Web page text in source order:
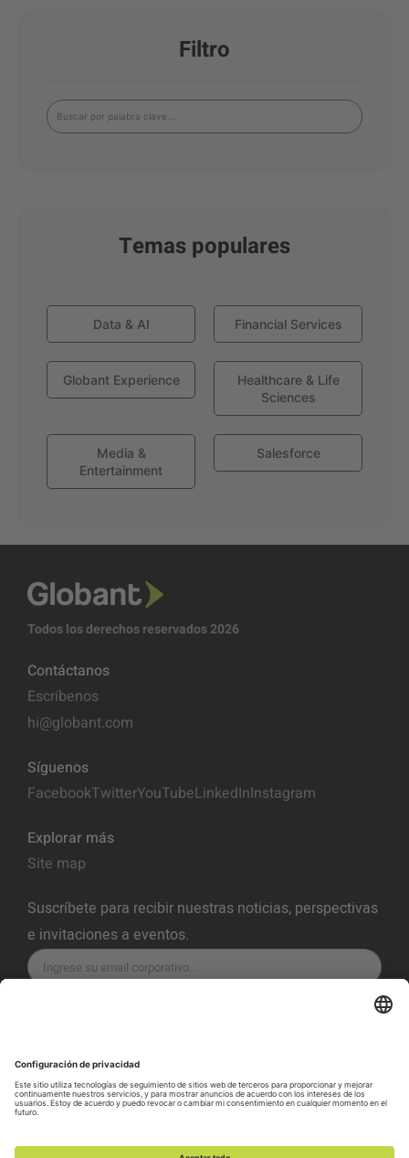
Filtro
Temas populares
Data & AI Financial Services
Globant Experience
Healthcare & Life
Sciences
Media &
Entertainment
Salesforce
Todos los derechos reservados 2026
Contáctanos
Escríbenos
hi@globant.com
Síguenos
FacebookTwitterYouTubeLinkedInInstagram
Explorar más
Site map
Suscríbete para recibir nuestras noticias, perspectivas
e invitaciones a eventos.
Política de Privacidad
Política de Cookies